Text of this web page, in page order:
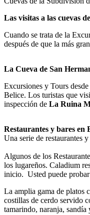
Las visitas a las cuevas
Cuando se trata de la
después de que la más
La Cueva de San
Excursiones y Tours
Belice. Los turistas que
inspección de La Ruina
Restaurantes y bares en
Una serie de restaurantes
Algunos de los
los lugareños. Caladium
inicio. Usted puede probar
La amplia gama de platos
costillas de cerdo servido
tamarindo, naranja, sandía